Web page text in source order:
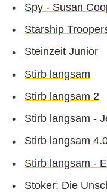
Spy - Susan
Starship
Steinzeit Junior
Stirb langsam
Stirb langsam 2
Stirb langsam -
Stirb langsam
Stirb langsam -
Stoker: Die